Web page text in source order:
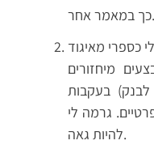
כך במאמר אחר.
גלי כספרי מאיגוד
מיחזורים
בעקבות
גרמה לי
להיות גאה.